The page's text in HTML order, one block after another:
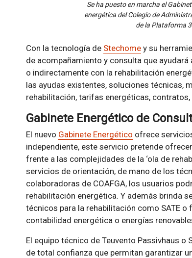
Se ha puesto en marcha el
energética del Colegio de
de la Plataforma
Con la tecnología de Stechomey su
de acompañamiento y consulta que
o indirectamente con la rehabilitación
las ayudas existentes, soluciones técnicas,
rehabilitación, tarifas energéticas,
Gabinete Energético de
El nuevo Gabinete Energético ofrece
independiente, este servicio pretende
frente a las complejidades de la ‘ola de
servicios de orientación, de mano de los
colaboradoras de COAFGA, los usuarios
rehabilitación energética. Y además brinda
técnicos para la rehabilitación como SATE
contabilidad energética o energías
El equipo técnico de Teuvento Passivhaus
de total confianza que permitan garantizar